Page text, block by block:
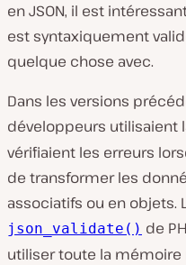
en JSON, il est
est syntaxiquement
quelque chose avec.
Dans les versions
développeurs utilisaient
vérifiaient les erreurs
de transformer les
associatifs ou en objets.
json_validate() de
utiliser toute la